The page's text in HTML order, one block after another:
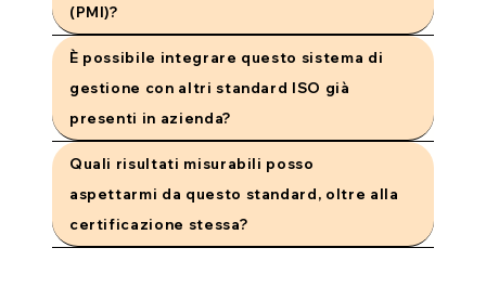
(PMI)?
È possibile integrare questo sistema di
gestione con altri standard ISO già
presenti in azienda?
Quali risultati misurabili posso
aspettarmi da questo standard, oltre alla
certificazione stessa?